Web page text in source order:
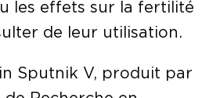
les effets sur la fertilité
de leur utilisation.
Sputnik V, produit par